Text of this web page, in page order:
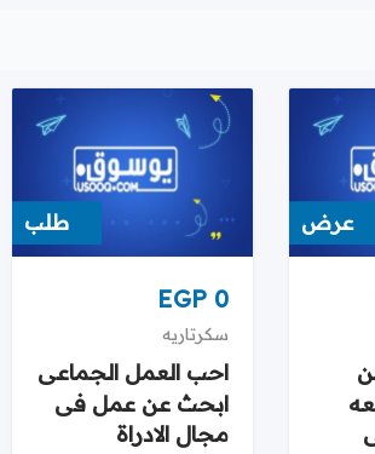
عرض طلب
EGP 0
سكرتاريه
احب العمل الجماعى
ابحث عن عمل فى
مجال الادراة